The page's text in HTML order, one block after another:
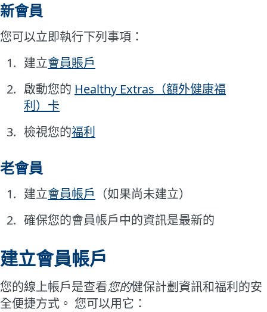
新會員
您可以立即執行下列事項：
建立會員賬戶
啟動您的 Healthy Extras（額外健康福
利）卡
檢視您的福利
老會員
建立會員帳戶
（如果尚未建立）
確保您的會員帳戶中的資訊是最新的
建立會員帳戶
您的線上帳戶是查看您的健保計劃資訊和福利的安
全便捷方式。 您可以用它：